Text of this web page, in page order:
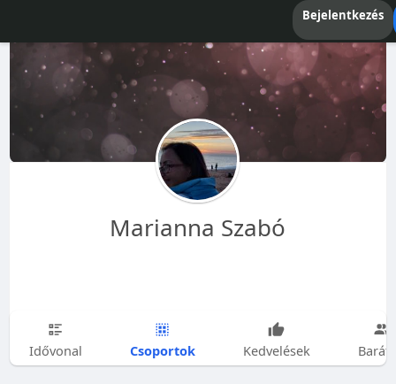
Bejelentkezés
Marianna Szabó
Idővonal Csoportok Kedvelések